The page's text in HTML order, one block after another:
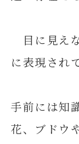
目に見え
に表現され
手前には知
花、ブドウ